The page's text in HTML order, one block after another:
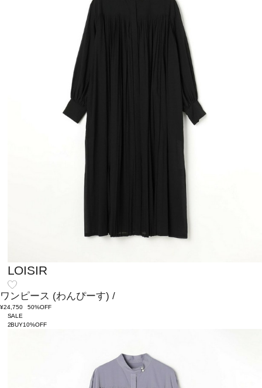
LOISIR
ワンピース (わんぴーす) /
¥24,750
50%OFF
SALE
2BUY10%OFF